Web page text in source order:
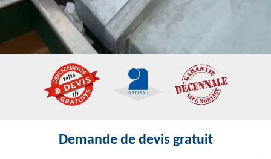
Demande de devis gratuit